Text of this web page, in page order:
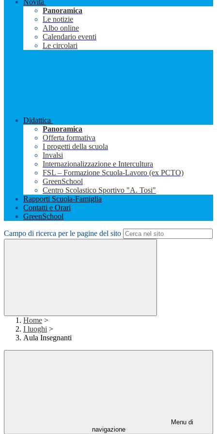
Novità
Panoramica
Le notizie
Albo online
Calendario eventi
Le circolari
Didattica
Panoramica
Offerta formativa
I progetti della scuola
Invalsi
Internazionalizzazione e Intercultura
FSL – Formazione Scuola-Lavoro (ex PCTO)
GreenSchool
Centro Scolastico Sportivo "A. Tosi"
Rapporti Scuola-Famiglia
Contatti e Orari
GreenSchool
Campo di ricerca per le pagine del sito
Home >
I luoghi >
Aula Insegnanti
Menu di
navigazione